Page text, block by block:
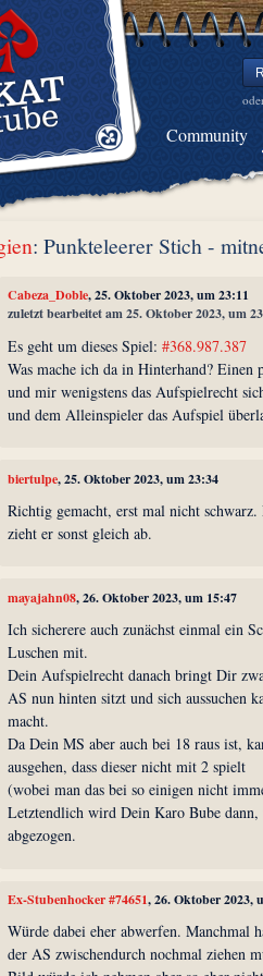
Community
: Punkteleerer Stich -
Cabeza_Doble, 25. Oktober 2023, um 23:11
zuletzt bearbeitet am 25. Oktober 2023, um
Es geht um dieses Spiel:#368.987.387
Was mache ich da in Hinterhand? Einen
und mir wenigstens das Aufspielrecht
und dem Alleinspieler das Aufspiel
biertulpe, 25. Oktober 2023, um 23:34
Richtig gemacht, erst mal nicht
zieht er sonst gleich ab.
mayajahn08, 26. Oktober 2023, um 15:47
Ich sicherere auch zunächst einmal ein
Luschen mit.
Dein Aufspielrecht danach bringt Dir
AS nun hinten sitzt und sich aussuchen
macht.
Da Dein MS aber auch bei 18 raus ist,
ausgehen, dass dieser nicht mit 2 spielt
(wobei man das bei so einigen nicht
Letztendlich wird Dein Karo Bube
abgezogen.
Ex-Stubenhocker #74651, 26. Oktober 2023,
Würde dabei eher abwerfen. Manchmal
der AS zwischendurch nochmal ziehen